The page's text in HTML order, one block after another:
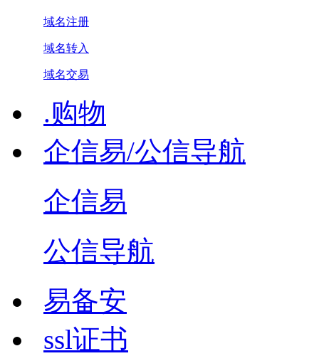
域名注册
域名转入
域名交易
.购物
企信易/公信导航
企信易
公信导航
易备安
ssl证书